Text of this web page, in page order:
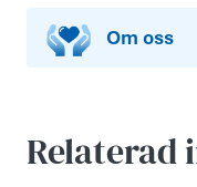
Om oss
Relaterad